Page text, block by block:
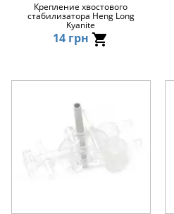
Крепление хвостового
стабилизатора Heng Long
Kyanite
14 грн